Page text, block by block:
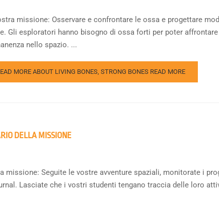
missione: Osservare e confrontare le ossa e progettare
Gli esploratori hanno bisogno di ossa forti per poter
nello spazio. ...
MORE ABOUT LIVING BONES, STRONG BONES READ MORE
DELLA MISSIONE
missione: Seguite le vostre avventure spaziali, monitorate i
Lasciate che i vostri studenti tengano traccia delle loro